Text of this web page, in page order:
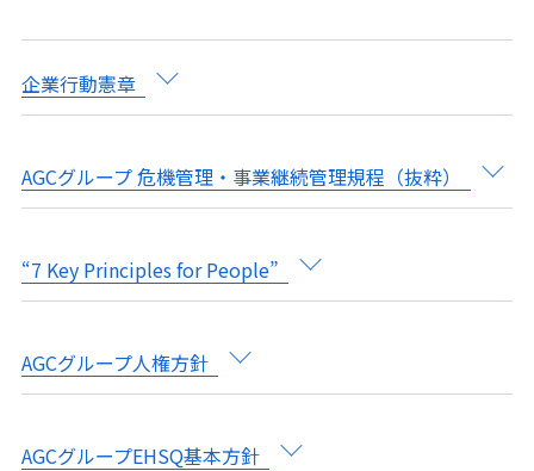
企業行動憲章
AGCグループ 危機管理・事業継続管理規程（抜粋）
“7 Key Principles for People”
AGCグループ人権方針
AGCグループEHSQ基本方針